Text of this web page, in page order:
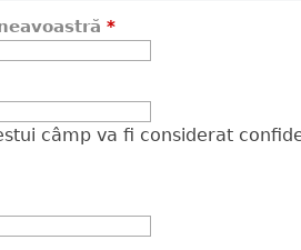
*
câmp va fi considerat